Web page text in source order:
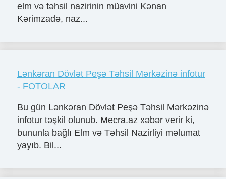
elm və təhsil nazirinin müavini Kənan
Kərimzadə, naz...
Lənkəran Dövlət Peşə Təhsil Mərkəzinə infotur
- FOTOLAR
Bu gün Lənkəran Dövlət Peşə Təhsil Mərkəzinə
infotur təşkil olunub. Mecra.az xəbər verir ki,
bununla bağlı Elm və Təhsil Nazirliyi məlumat
yayıb. Bil...